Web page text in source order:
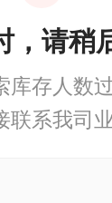
，请稍
库存人数
联系我司